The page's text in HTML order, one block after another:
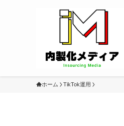
ホーム TikTok運用